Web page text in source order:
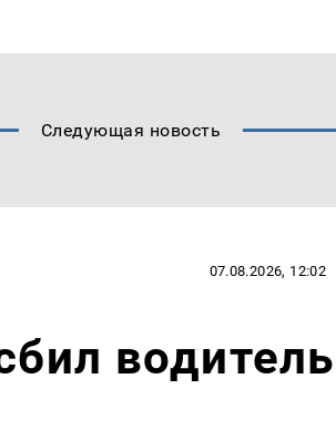
Следующая новость
07.08.2026, 12:02
водитель